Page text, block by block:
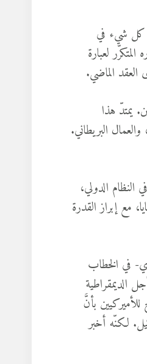
كل شيء في
19 أكتوبر. فمعَ استحضاره المتكرّر لعبارة
العقد الماضي.
يمتدّ هذا
البريطاني.
الدولي،
مع إبراز القدرة
البيضاوي- في الخطاب
الديمقراطية
بأنَّ
لكنّه أخبر